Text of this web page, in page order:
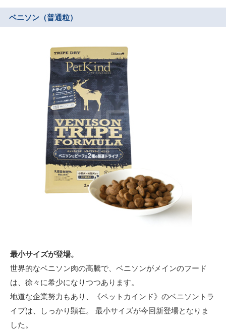
ベニソン（普通粒）
最小サイズが登場。
世界的なベニソン肉の高騰で、ベニソンがメインのフード
は、徐々に希少になりつつあります。
地道な企業努力もあり、《ペットカインド》のベニソントラ
イプは、しっかり顕在。 最小サイズが今回新登場となりま
した。